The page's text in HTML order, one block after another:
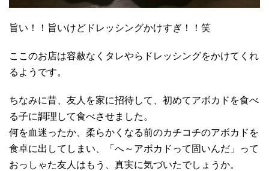
旨い！！旨いけどドレッシングかけすぎ！！笑
ここのお店は容赦なくタレやらドレッシングをかけてくれ
るようです。
ちなみに昔、友人を家に招待して、初めてアボカドを食べ
る子に調理して食べさせました。
何を血迷ったか、柔らかくなる前のカチコチのアボカドを
食卓に出してしまい、「へ～アボカドって固いんだ」って
おっしゃた友人はもう、真実に気づいたでしょうか。